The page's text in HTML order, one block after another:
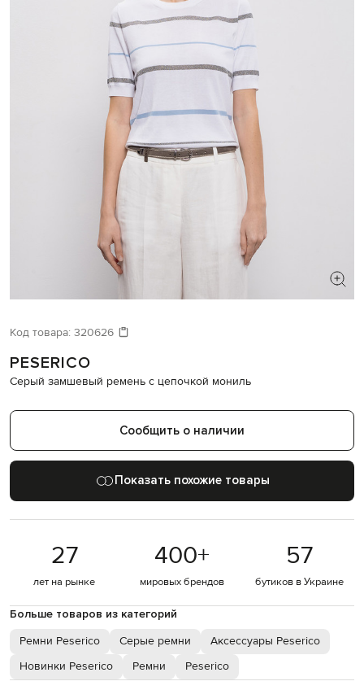
Давайте подберем что-то еще
Похожие товары
Код товара: 320626
PESERICO
Серый замшевый ремень с цепочкой мониль
Сообщить о наличии
Показать похожие товары
27
лет на рынке
400+
мировых брендов
57
бутиков в Украине
Больше товаров из категорий
Ремни Peserico Серые ремни
Аксессуары Peserico
Новинки Peserico
Ремни Peserico